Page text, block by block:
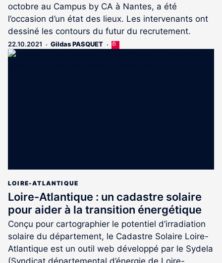
octobre au Campus by CA à Nantes, a été
l’occasion d’un état des lieux. Les intervenants ont
dessiné les contours du futur du recrutement.
22.10.2021 Gildas PASQUET
Cet
LOIRE-ATLANTIQUE
Loire-Atlantique : un cadastre solaire
pour aider à la transition énergétique
Conçu pour cartographier le potentiel d’irradiation
solaire du département, le Cadastre Solaire Loire-
Atlantique est un outil web développé par le Sydela